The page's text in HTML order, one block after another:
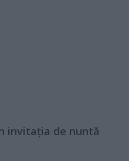
invitația de nuntă